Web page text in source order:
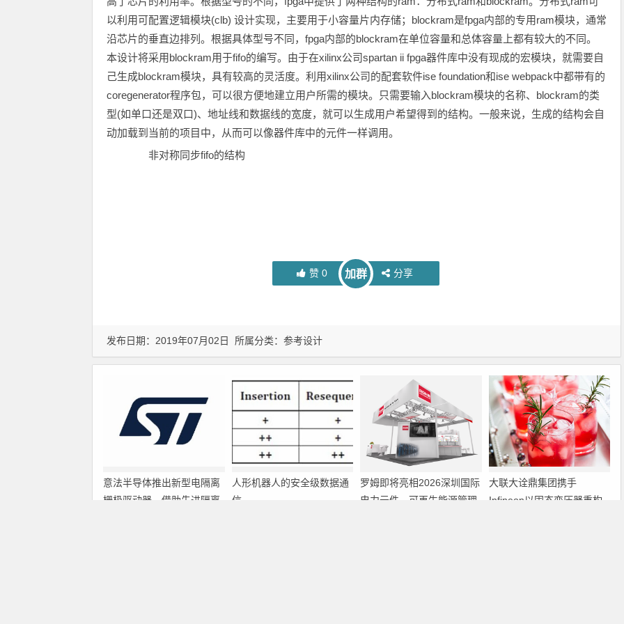
以利用可配置逻辑模块(clb) 设计实现，主要用于小容量片内存储；blockram是fpga内部的专用ram模块，通常
沿芯片的垂直边排列。根据具体型号不同，fpga内部的blockram在单位容量和总体容量上都有较大的不同。
本设计将采用blockram用于fifo的编写。由于在xilinx公司spartan ii fpga器件库中没有现成的宏模块，就需要自
己生成blockram模块，具有较高的灵活度。利用xilinx公司的配套软件ise foundation和ise webpack中都带有的
coregenerator程序包，可以很方便地建立用户所需的模块。只需要输入blockram模块的名称、blockram的类
型(如单口还是双口)、地址线和数据线的宽度，就可以生成用户希望得到的结构。一般来说，生成的结构会自
动加载到当前的项目中，从而可以像器件库中的元件一样调用。
非对称同步fifo的结构
赞0 加群 分享
发布日期：2019年07月02日 所属分类： 参考设计
意法半导体推出新型电隔离
栅极驱动器，借助先进隔离
人形机器人的安全级数据通
信
罗姆即将亮相2026深圳国际
电力元件、可再生能源管理
大联大诠鼎集团携手
Infineon以固态变压器重构